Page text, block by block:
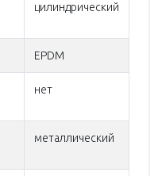
цилиндрический
EPDM
нет
металлический